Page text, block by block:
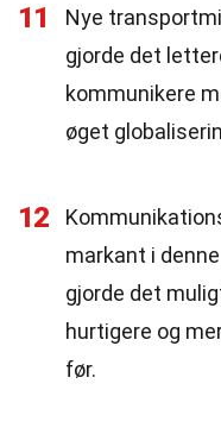
11
Nye
gjorde det
kommunikere
øget
12
markant i
gjorde det
hurtigere og
før.